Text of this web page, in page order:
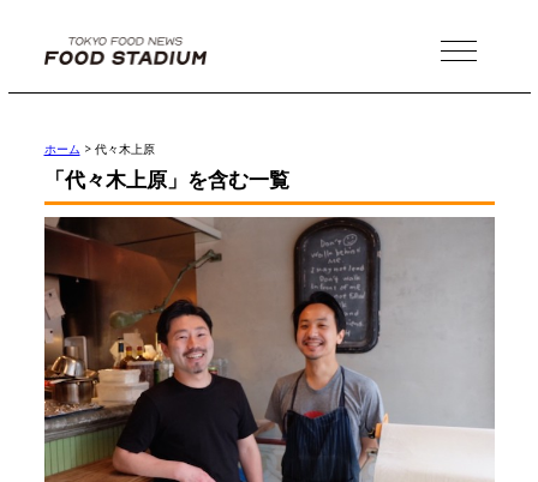
MENU
ホーム > 代々木上原
「代々木上原」を含む一覧